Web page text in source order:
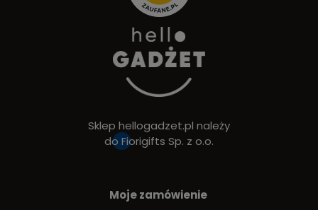
Sklep hellogadzet.pl należy
do Fiorigifts Sp. z o.o.
Moje zamówienie